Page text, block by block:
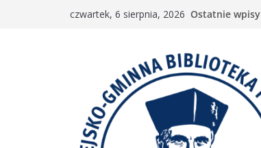
czwartek, 6 sierpnia, 2026 Ostatnie